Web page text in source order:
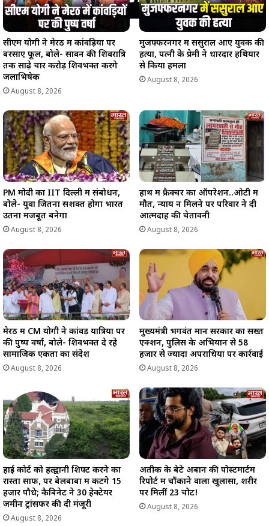
सीएम योगी ने मेरठ में कांवड़ियों पर
बरसाए फूल, बोले- सावन की शिवरात्रि
तक साढ़े चार करोड़ शिवभक्त करेंगे
जलाभिषेक
August 8, 2026
मुजफ्फरनगर में ससुराल आए युवक की
हत्या, पत्नी के प्रेमी ने धारदार हथियार
से किया हमला
August 8, 2026
PM मोदी का IIT दिल्ली में संबोधन,
बोले- युवा जितना सशक्त होगा भारत
उतना मजबूत बनेगा
August 8, 2026
हाथ में फ्रैक्चर का ऑपरेशन..ओटी में
मौत, न्याय न मिलने पर परिवार ने दी
आत्मदाह की चेतावनी
August 8, 2026
मेरठ में CM योगी ने कांवड़ यात्रियों पर
की पुष्प वर्षा, बोले- शिवभक्त दे रहे
सामाजिक एकता का संदेश
August 8, 2026
मुख्यमंत्री भगवंत मान सरकार का सख्त
एक्शन, पुलिस के अभियान से 58
हजार से ज्यादा अपराधियों पर कार्रवाई
August 8, 2026
हाई कोर्ट को हल्द्वानी शिफ्ट करने का
रास्ता साफ, पर बेलबाबा में कटेंगे 15
हजार पौधे; कैबिनेट ने 30 हेक्टेयर
जमीन ट्रांसफर की दी मंजूरी
August 8, 2026
अतीक के बेटे अबान की पोस्टमार्टम
रिपोर्ट में चौंकाने वाला खुलासा, शरीर
पर मिलीं 23 चोटें!
August 8, 2026